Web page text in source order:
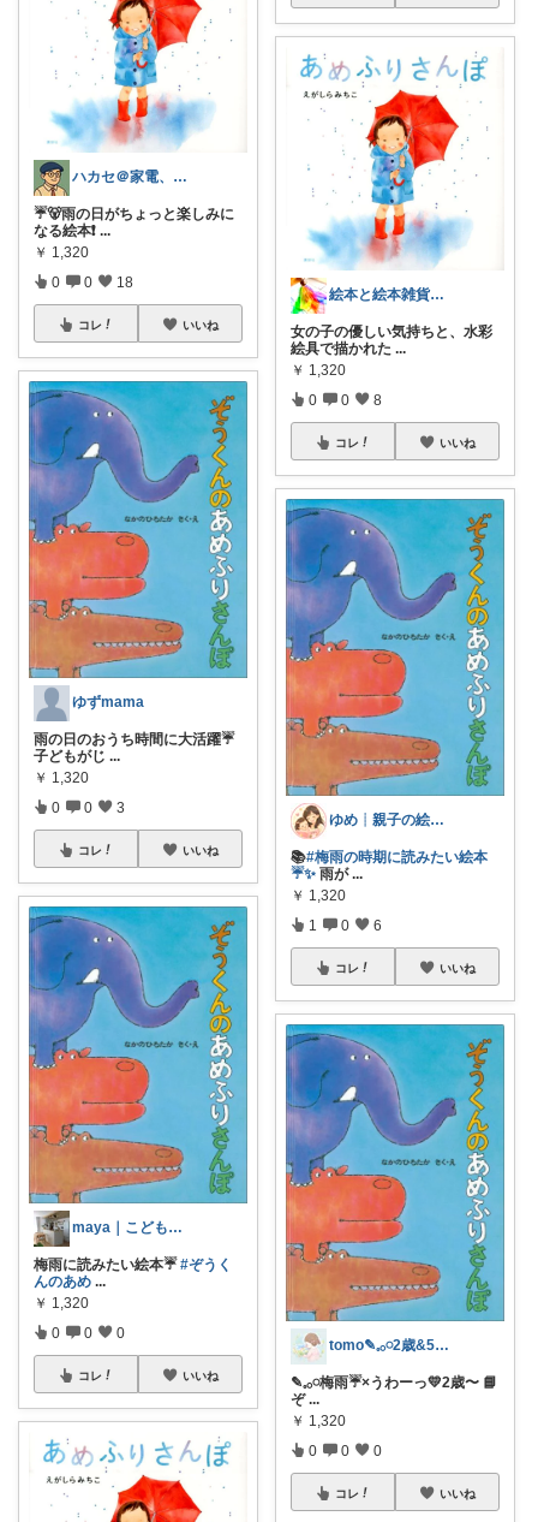
ハカセ＠家電、PCと知育おもちゃ
☔️🐻雨の日がちょっと楽しみに
なる絵本❗️ ...
￥ 1,320
0 0 18
コレ いいね
ゆずmama
雨の日のおうち時間に大活躍☔️
子どもがじ ...
￥ 1,320
0 0 3
コレ いいね
maya｜こどもと快適に暮らす🍃
梅雨に読みたい絵本☔️#ぞうく
んのあめ ...
￥ 1,320
0 0 0
コレ いいね
絵本と絵本雑貨と子育て eric
女の子の優しい気持ちと、水彩
絵具で描かれた ...
￥ 1,320
0 0 8
コレ いいね
ゆめ┊︎親子の絵本じかん
📚#梅雨の時期に読みたい絵本
☔️✨ 雨が ...
￥ 1,320
1 0 6
コレ いいね
tomo✎𓈒𓂂𓏸2歳&5歳母
✎𓈒𓂂𓏸梅雨☔️×うわーっ💛2歳〜 📘
ぞ ...
￥ 1,320
0 0 0
コレ いいね